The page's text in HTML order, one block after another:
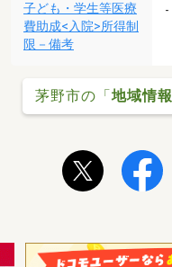
子ども・学生等医療
費助成<入院>所得制
限－備考
-
茅野市の「地域情報